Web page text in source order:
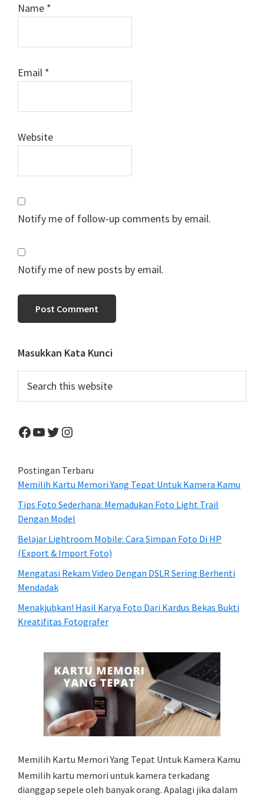
Name *
Email *
Website
Notify me of follow-up comments by email.
Notify me of new posts by email.
Primary
Sidebar
Masukkan Kata Kunci
this
website
Facebook
YouTube
Twitter
Instagram
Postingan Terbaru
Memilih Kartu Memori Yang Tepat Untuk Kamera Kamu
Tips Foto Sederhana: Memadukan Foto Light Trail
Dengan Model
Belajar Lightroom Mobile: Cara Simpan Foto Di HP
(Export & Import Foto)
Mengatasi Rekam Video Dengan DSLR Sering Berhenti
Mendadak
Menakjubkan! Hasil Karya Foto Dari Kardus Bekas Bukti
Kreatifitas Fotografer
Memilih Kartu Memori Yang Tepat Untuk Kamera Kamu
Memilih kartu memori untuk kamera terkadang
dianggap sepele oleh banyak orang. Apalagi jika dalam